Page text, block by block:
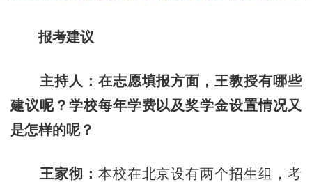
报考建议
主持人：在志愿填报方面，王教授有哪些
建议呢？学校每年学费以及奖学金设置情况又
是怎样的呢？
王家彻： 本校在北京设有两个招生组，考